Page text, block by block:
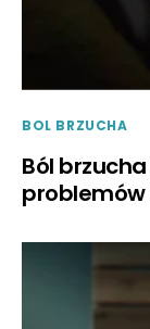
BOL BRZUCHA
Ból